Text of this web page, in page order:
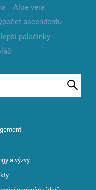
Aloe vera
ascendentu
palačinky
a výzvy